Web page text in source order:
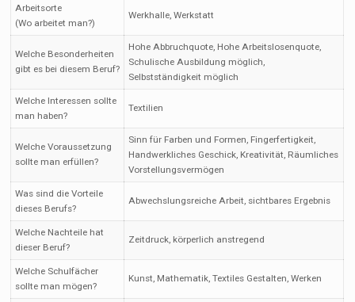
Arbeitsorte
(Wo arbeitet man?)
Werkhalle, Werkstatt
Welche Besonderheiten
gibt es bei diesem Beruf?
Hohe Abbruchquote, Hohe Arbeitslosenquote,
Schulische Ausbildung möglich,
Selbstständigkeit möglich
Welche Interessen sollte
man haben?
Textilien
Welche Voraussetzung
sollte man erfüllen?
Sinn für Farben und Formen, Fingerfertigkeit,
Handwerkliches Geschick, Kreativität, Räumliches
Vorstellungsvermögen
Was sind die Vorteile
dieses Berufs?
Abwechslungsreiche Arbeit, sichtbares Ergebnis
Welche Nachteile hat
dieser Beruf?
Zeitdruck, körperlich anstregend
Welche Schulfächer
sollte man mögen?
Kunst, Mathematik, Textiles Gestalten, Werken